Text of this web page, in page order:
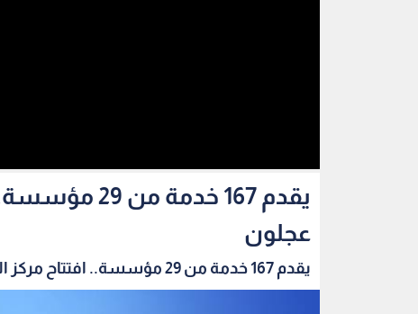
يقدم 167
عجلون
يقدم 167 خدمة من 29 مؤسسة.. افتتاح مركز الخدم...